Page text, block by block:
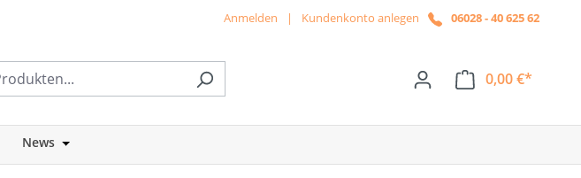
Anmelden | Kundenkonto anlegen 06028 - 40 625 62
0,00 €*
News Öffne oder Schließe das Dropdown der Kategorie News